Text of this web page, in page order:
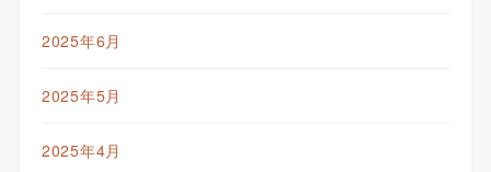
2025年6月
2025年5月
2025年4月